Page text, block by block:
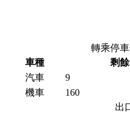
轉乘停
車種
剩
汽車
9
機車
160
出